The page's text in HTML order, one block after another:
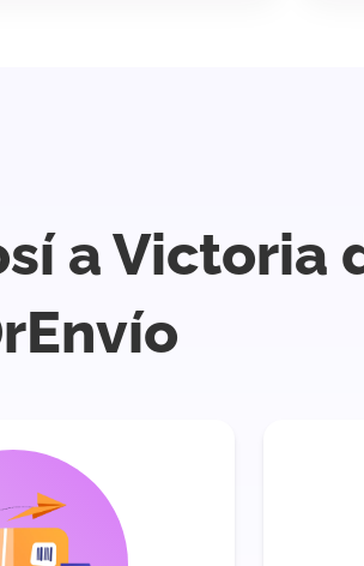
a Victoria